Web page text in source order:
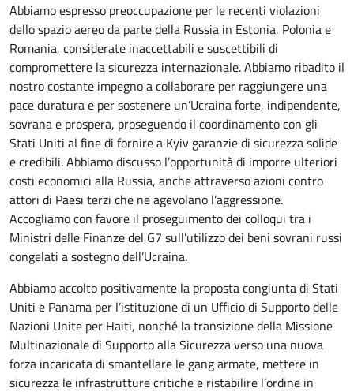
Abbiamo espresso preoccupazione per le recenti violazioni
dello spazio aereo da parte della Russia in Estonia, Polonia e
Romania, considerate inaccettabili e suscettibili di
compromettere la sicurezza internazionale. Abbiamo ribadito il
nostro costante impegno a collaborare per raggiungere una
pace duratura e per sostenere un’Ucraina forte, indipendente,
sovrana e prospera, proseguendo il coordinamento con gli
Stati Uniti al fine di fornire a Kyiv garanzie di sicurezza solide
e credibili. Abbiamo discusso l’opportunità di imporre ulteriori
costi economici alla Russia, anche attraverso azioni contro
attori di Paesi terzi che ne agevolano l’aggressione.
Accogliamo con favore il proseguimento dei colloqui tra i
Ministri delle Finanze del G7 sull’utilizzo dei beni sovrani russi
congelati a sostegno dell’Ucraina.
Abbiamo accolto positivamente la proposta congiunta di Stati
Uniti e Panama per l’istituzione di un Ufficio di Supporto delle
Nazioni Unite per Haiti, nonché la transizione della Missione
Multinazionale di Supporto alla Sicurezza verso una nuova
forza incaricata di smantellare le gang armate, mettere in
sicurezza le infrastrutture critiche e ristabilire l’ordine in